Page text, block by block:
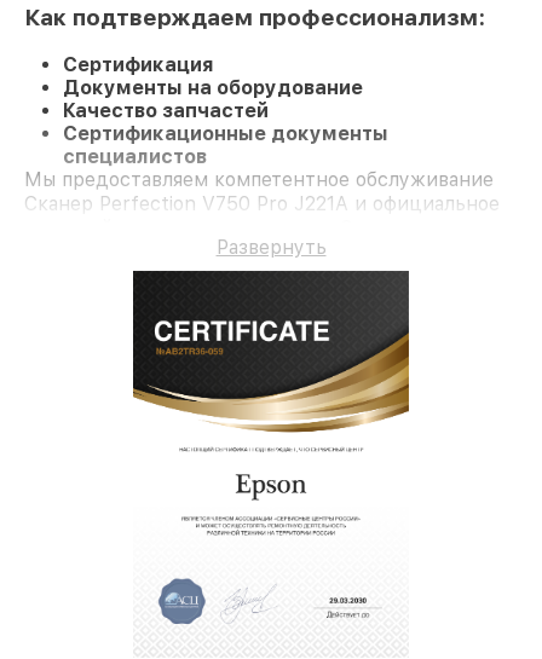
Как подтверждаем профессионализм:
Сертификация
Документы на оборудование
Качество запчастей
Сертификационные документы
специалистов
Мы предоставляем компетентное обслуживание
Сканер Perfection V750 Pro J221A и официальное
Развернуть